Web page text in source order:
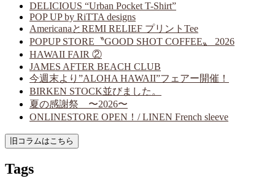
DELICIOUS “Urban Pocket T-Shirt”
POP UP by RiTTA designs
AmericanaとREMI RELIEF プリントTee
POPUP STORE〝GOOD SHOT COFFEE〟 2026
HAWAII FAIR ②
JAMES AFTER BEACH CLUB
今週末より”ALOHA HAWAII”フェアー開催！
BIRKEN STOCK並びました。
夏の感謝祭 〜2026〜
ONLINESTORE OPEN！/ LINEN French sleeve
Tags